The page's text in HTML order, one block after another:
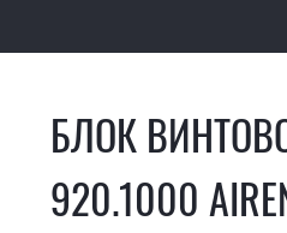
БЛОК
920.1000